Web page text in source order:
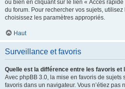
ou bien en cliquant sur le lien « Accès
du forum. Pour rechercher vos sujets,
choisissez les paramètres appropriés.
Haut
Surveillance et favoris
Quelle est la différence entre les favoris et
Avec phpBB 3.0, la mise en favoris de sujets
favoris dans un navigateur. Vous n’étiez pas